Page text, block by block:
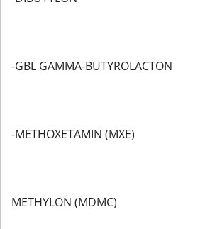
-GBL GAMMA-BUTYROLACTON
-METHOXETAMIN (MXE)
METHYLON (MDMC)